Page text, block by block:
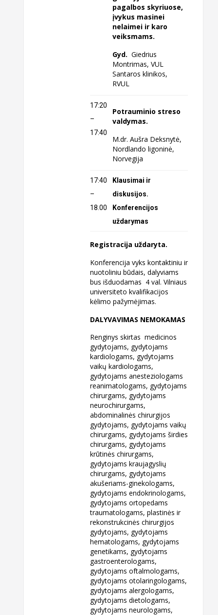
pagalbos skyriuose,
įvykus masinei
nelaimei ir karo
veiksmams.
Gyd.Giedrius
Montrimas, VUL
Santaros klinikos,
RVUL
17:20
–
17:40
Potrauminio streso
valdymas.
M.dr. Aušra Deksnytė,
Nordlando ligoninė,
Norvegija
17:40
–
18.00
Klausimai ir
diskusijos.
Konferencijos
uždarymas
Registracija uždaryta.
Konferencija vyks kontaktiniu ir
nuotoliniu būdais, dalyviams
bus išduodamas 4 val. Vilniaus
universiteto kvalifikacijos
kėlimo pažymėjimas.
DALYVAVIMAS NEMOKAMAS
Renginys skirtas medicinos
gydytojams, gydytojams
kardiologams, gydytojams
vaikų kardiologams,
gydytojams anesteziologams
reanimatologams, gydytojams
chirurgams, gydytojams
neurochirurgams,
abdominalinės chirurgijos
gydytojams, gydytojams vaikų
chirurgams, gydytojams širdies
chirurgams, gydytojams
krūtinės chirurgams,
gydytojams kraujagyslių
chirurgams, gydytojams
akušeriams-ginekologams,
gydytojams endokrinologams,
gydytojams ortopedams
traumatologams, plastinės ir
rekonstrukcinės chirurgijos
gydytojams, gydytojams
hematologams, gydytojams
genetikams, gydytojams
gastroenterologams,
gydytojams oftalmologams,
gydytojams otolaringologams,
gydytojams alergologams,
gydytojams dietologams,
gydytojams neurologams,